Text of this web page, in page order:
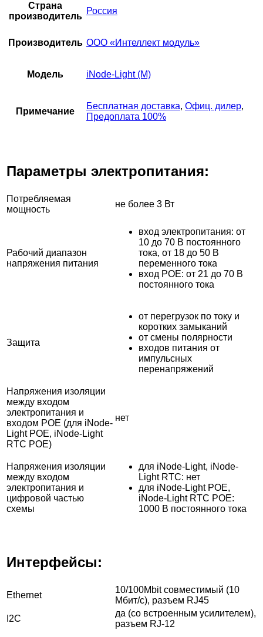
Страна
производитель
Россия
Производитель ООО «Интеллект модуль»
Модель iNode-Light (M)
Примечание
Бесплатная доставка, Офиц. дилер,
Предоплата 100%
Параметры электропитания:
Потребляемая
мощность
не более 3 Вт
Рабочий диапазон
напряжения питания
вход электропитания: от
10 до 70 В постоянного
тока, от 18 до 50 В
переменного тока
вход POE: от 21 до 70 В
постоянного тока
Защита
от перегрузок по току и
коротких замыканий
от смены полярности
входов питания от
импульсных
перенапряжений
Напряжения изоляции
между входом
электропитания и
входом POE (для iNode-
Light POE, iNode-Light
RTC POE)
нет
Напряжения изоляции
между входом
электропитания и
цифровой частью
схемы
для iNode-Light, iNode-
Light RTC: нет
для iNode-Light POE,
iNode-Light RTC POE:
1000 В постоянного тока
Интерфейсы:
Ethernet
10/100Mbit совместимый (10
Мбит/c), разъем RJ45
I2C
да (со встроенным усилителем),
разъем RJ-12